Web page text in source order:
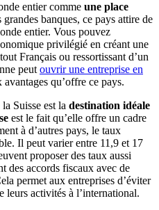
entier comme une place
grandes banques, ce pays attire de
entier. Vous pouvez
privilégié en créant une
Français ou ressortissant d’un
peutouvrir une entreprise en
qu’offre ce pays.
Suisse est la destination idéale
est le fait qu’elle offre un cadre
à d’autres pays, le taux
Il peut varier entre 11,9 et 17
proposer des taux aussi
des accords fiscaux avec de
permet aux entreprises d’éviter
leurs activités à l’international.